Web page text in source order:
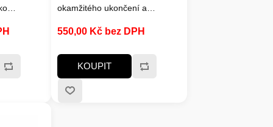
na
1400
bílá
okamžitého ukončení a
vyjímatelná miska na drobky,
barva červená a stříbrná
550,00 Kč bez DPH
KOUPIT